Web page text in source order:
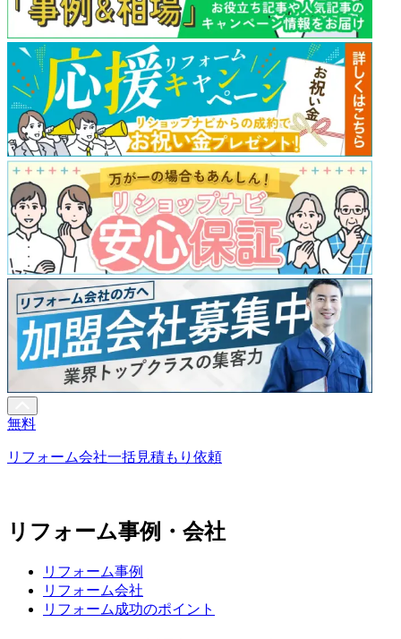
無料
リフォーム会社一括見積もり依頼
リフォーム事例・会社
リフォーム事例
リフォーム会社
リフォーム成功のポイント